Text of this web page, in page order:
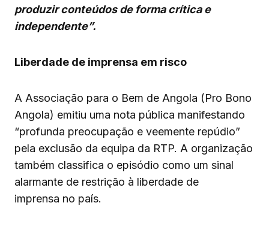
produzir conteúdos de forma crítica e
independente”.
Liberdade de imprensa em risco
A Associação para o Bem de Angola (Pro Bono
Angola) emitiu uma nota pública manifestando
“profunda preocupação e veemente repúdio”
pela exclusão da equipa da RTP. A organização
também classifica o episódio como um sinal
alarmante de restrição à liberdade de
imprensa no país.